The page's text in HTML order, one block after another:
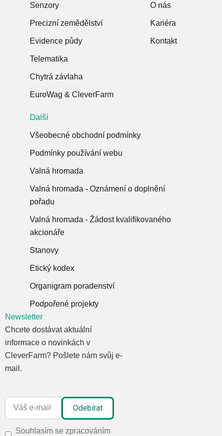
Senzory
Precizní zemědělství
Evidence půdy
Telematika
Chytrá závlaha
EuroWag & CleverFarm
O nás
Kariéra
Kontakt
Další
Všeobecné obchodní podmínky
Podmínky používání webu
Valná hromada
Valná hromada - Oznámení o doplnění
pořadu
Valná hromada - Žádost kvalifikovaného
akcionáře
Stanovy
Etický kodex
Organigram poradenství
Podpořené projekty
Newsletter
Chcete dostávat aktuální
informace o novinkách v
CleverFarm? Pošlete nám svůj e-
mail.
Souhlasím se zpracováním